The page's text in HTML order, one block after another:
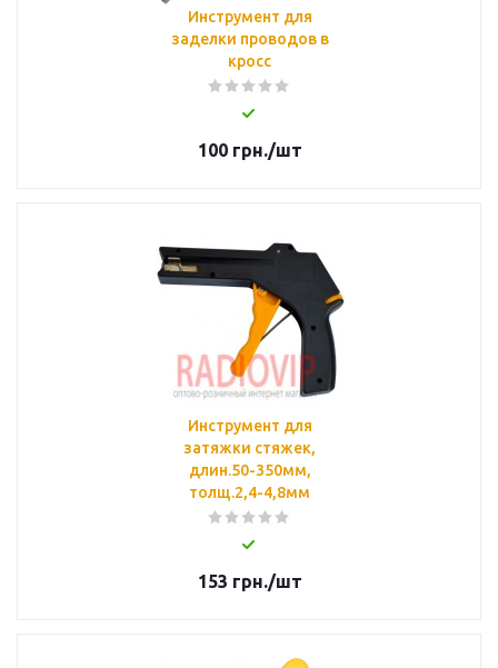
Инструмент для
заделки проводов в
кросс
100грн./шт
Инструмент для
затяжки стяжек,
длин.50-350мм,
толщ.2,4-4,8мм
153 грн./шт